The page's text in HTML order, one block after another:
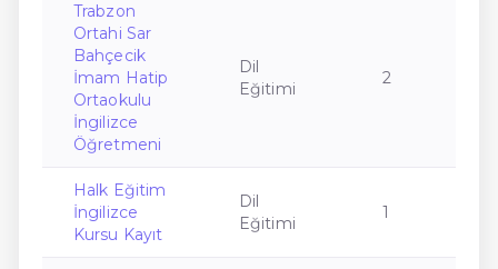
Trabzon
Ortahi Sar
Bahçecik
İmam Hatip
Ortaokulu
İngilizce
Öğretmeni
Dil
Eğitimi
2
Halk Eğitim
İngilizce
Kursu Kayıt
Dil
Eğitimi
1